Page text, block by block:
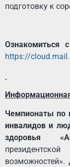
подготовку к
Ознакомиться
https://
Чемпионаты по
инвалидов и
здоровья